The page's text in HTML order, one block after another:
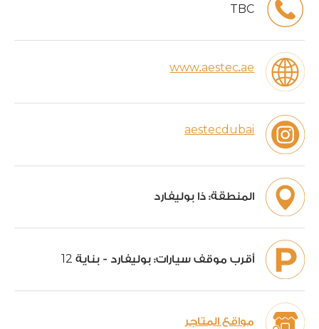
TBC
www.aestec.ae
aestecdubai
المنطقة: ذا بوليفارد
أقرب موقف سيارات: بوليفارد - بناية 12
مواقع المتاجر